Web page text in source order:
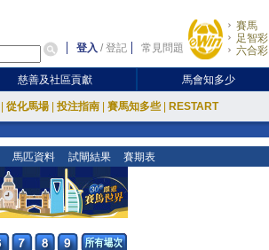
登入 /登記 常見問題
賽馬
足智彩
六合彩
慈善及社區貢獻 馬會知多少
從化馬場 投注指南 賽馬知多些 RESTART
馬匹資料 試閘結果 賽期表